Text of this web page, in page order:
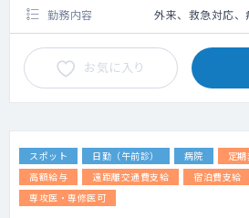
勤務内容 外来、救急対応、
お気に入り
スポット 日勤（午前診） 病院
定
高額給与
遠距離交通費支給 宿泊費支給
専攻医・専修医可